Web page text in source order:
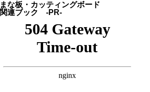
まな板・カッティングボード
関連ブック -PR-